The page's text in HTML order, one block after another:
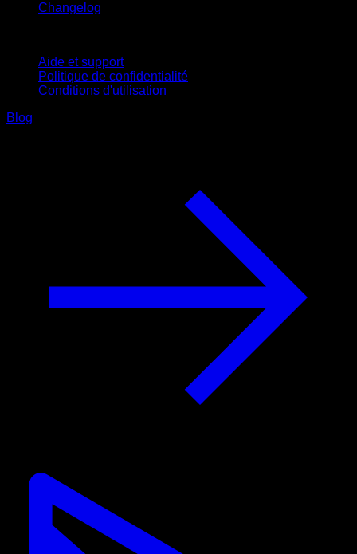
Changelog
Aide et support
Politique de confidentialité
Conditions d'utilisation
Blog